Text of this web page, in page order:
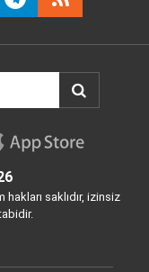
saklıdır, izinsiz